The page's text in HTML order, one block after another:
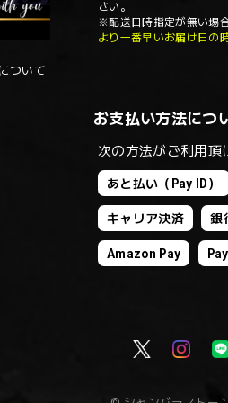
ついて
さい。
※配送日時指定が無い場
より一番早いお届け日の
お支払い方法につ
次の方法がご利用頂
あと払い（Pay ID）
キャリア決済 銀
Amazon Pay